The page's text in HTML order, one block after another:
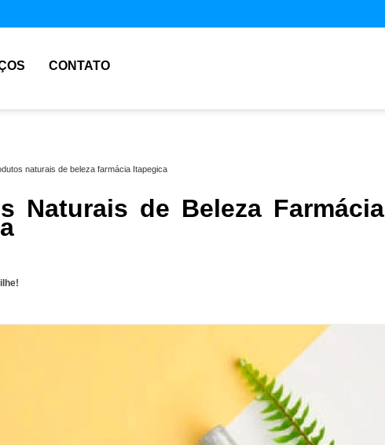
CONTATO
naturais de beleza farmácia Itapegica
Naturais de Beleza Farmácia